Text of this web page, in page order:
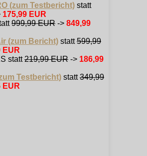
(zum Testbericht) statt
175,99 EUR
999,99 EUR -> 849,99
(zum Bericht) statt599,99
EUR
statt219,99 EUR -> 186,99
Testbericht) statt349,99
EUR